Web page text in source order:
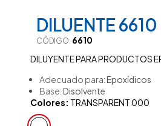
DILUENTE 6610
CÓDIGO: 6610
DILUYENTE PARA PRODUCTOS
Adecuado para:Epoxídicos
Base:Disolvente
Colores: TRANSPARENT 000